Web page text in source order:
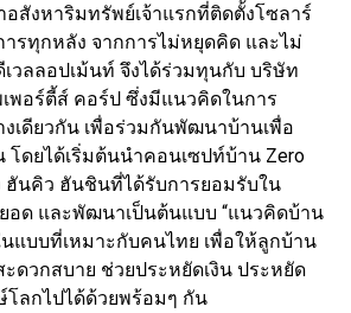
อสังหาริมทรัพย์เจ้าแรกที่ติดตั้งโซลาร์
รทุกหลัง จากการไม่หยุดคิด และไม่
วลลอปเม้นท์ จึงได้ร่วมทุนกับ บริษัท
พอร์ตี้ส์ คอร์ป ซึ่งมีแนวคิดในการ
เดียวกัน เพื่อร่วมกันพัฒนาบ้านเพื่อ
โดยได้เริ่มต้นนำคอนเซปท์บ้าน Zero
ฮันคิว ฮันชินที่ได้รับการยอมรับใน
อด และพัฒนาเป็นต้นแบบ “แนวคิดบ้าน
นแบบที่เหมาะกับคนไทย เพื่อให้ลูกบ้าน
ดวกสบาย ช่วยประหยัดเงิน ประหยัด
โลกไปได้ด้วยพร้อมๆ กัน